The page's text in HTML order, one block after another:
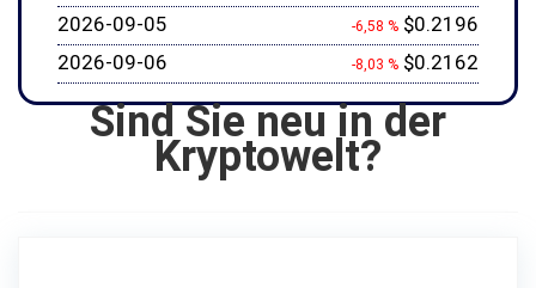
2026-09-05
-6,58 % $0.2196
2026-09-06
-8,03 % $0.2162
Sind Sie neu in der
Kryptowelt?